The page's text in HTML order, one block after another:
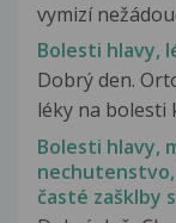
vymizí
Bolesti hlavy,
Dobrý den.
léky na bolesti
Bolesti hlavy,
časté zašklby